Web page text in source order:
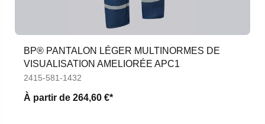
BP® PANTALON LÉGER MULTINORMES DE
VISUALISATION AMELIORÉE APC1
2415-581-1432
À partir de 264,60 €*